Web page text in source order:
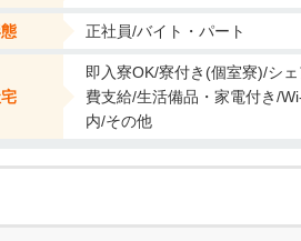
正社員/バイト・パート
即入寮OK/寮付き(個室寮)/シ
費支給/生活備品・家電付き/
内/その他